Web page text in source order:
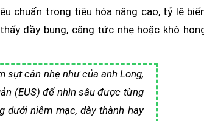
chuẩn trong tiêu hóa nâng cao, tỷ lệ
đầy bụng, căng tức nhẹ hoặc khô
sụt cân nhẹ như của anh Long,
(EUS) để nhìn sâu được từng
dưới niêm mạc, dày thành hay